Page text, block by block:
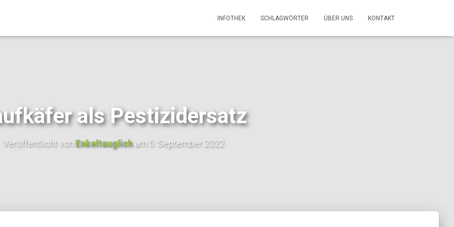
INFOTHEK SCHLAGWÖRTER ÜBER UNS KONTAKT
als Pestizidersatz
Veröffentlicht vonEnkeltauglicham5. September 2022